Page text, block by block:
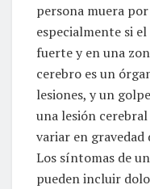
persona muera
especialmente si
fuerte y en una
cerebro es un
lesiones, y un
una lesión
variar en gravedad
Los síntomas de
pueden incluir